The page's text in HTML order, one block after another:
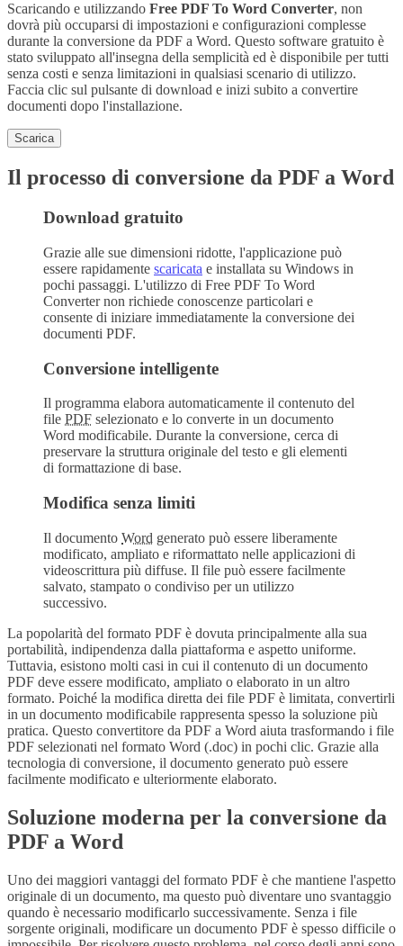
Scaricando e utilizzando Free PDF To Word Converter, non
dovrà più occuparsi di impostazioni e configurazioni complesse
durante la conversione da PDF a Word. Questo software gratuito è
stato sviluppato all'insegna della semplicità ed è disponibile per tutti
senza costi e senza limitazioni in qualsiasi scenario di utilizzo.
Faccia clic sul pulsante di download e inizi subito a convertire
documenti dopo l'installazione.
Scarica
Il processo di conversione da PDF a Word
Download gratuito
Grazie alle sue dimensioni ridotte, l'applicazione può
essere rapidamente scaricata e installata su Windows in
pochi passaggi. L'utilizzo di Free PDF To Word
Converternon richiede conoscenze particolari e
consente di iniziare immediatamente la conversione dei
documenti PDF.
Conversione intelligente
Il programma elabora automaticamente il contenuto del
file PDF selezionato e lo converte in un documento
Word modificabile. Durante la conversione, cerca di
preservare la struttura originale del testo e gli elementi
di formattazione di base.
Modifica senza limiti
Il documento Word generato può essere liberamente
modificato, ampliato e riformattato nelle applicazioni di
videoscrittura più diffuse. Il file può essere facilmente
salvato, stampato o condiviso per un utilizzo
successivo.
La popolarità del formato PDF è dovuta principalmente alla sua
portabilità, indipendenza dalla piattaforma e aspetto uniforme.
Tuttavia, esistono molti casi in cui il contenuto di un documento
PDF deve essere modificato, ampliato o elaborato in un altro
formato. Poiché la modifica diretta dei file PDF è limitata, convertirli
in un documento modificabile rappresenta spesso la soluzione più
pratica. Questo convertitore da PDF a Word aiuta trasformando i file
PDF selezionati nel formato Word (.doc) in pochi clic. Grazie alla
tecnologia di conversione, il documento generato può essere
facilmente modificato e ulteriormente elaborato.
Soluzione moderna per la conversione da
PDF a Word
Uno dei maggiori vantaggi del formato PDF è che mantiene l'aspetto
originale di un documento, ma questo può diventare uno svantaggio
quando è necessario modificarlo successivamente. Senza i file
sorgente originali, modificare un documento PDF è spesso difficile o